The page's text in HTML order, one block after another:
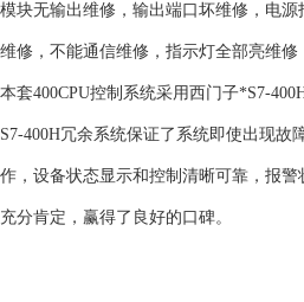
模块无输出维修，输出端口坏维修，电
维修，不能通信维修，指示灯全部亮维修
本套400CPU控制系统采用西门子*S7-
S7-400H冗余系统保证了系统即使出现
作，设备状态显示和控制清晰可靠，报
充分肯定，赢得了良好的口碑。